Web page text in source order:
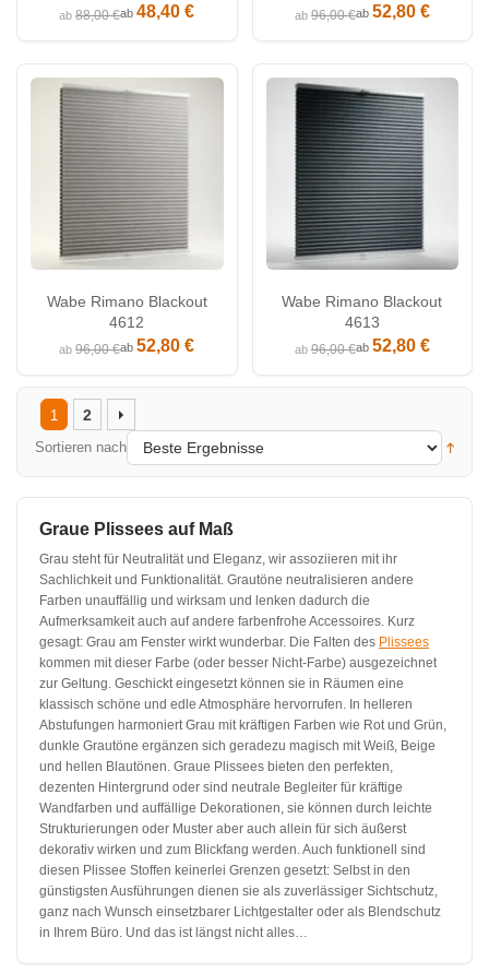
ab88,00 €ab48,40 € ab96,00 €ab 52,80 €
Wabe Rimano Blackout
4612
ab96,00 €ab52,80 €
Wabe Rimano Blackout
4613
ab96,00 €ab 52,80 €
Sortieren nach
1 2
Graue Plissees auf Maß
Grau steht für Neutralität und Eleganz, wir assoziieren mit ihr
Sachlichkeit und Funktionalität. Grautöne neutralisieren andere
Farben unauffällig und wirksam und lenken dadurch die
Aufmerksamkeit auch auf andere farbenfrohe Accessoires. Kurz
gesagt: Grau am Fenster wirkt wunderbar. Die Falten des Plissees
kommen mit dieser Farbe (oder besser Nicht-Farbe) ausgezeichnet
zur Geltung. Geschickt eingesetzt können sie in Räumen eine
klassisch schöne und edle Atmosphäre hervorrufen. In helleren
Abstufungen harmoniert Grau mit kräftigen Farben wie Rot und Grün,
dunkle Grautöne ergänzen sich geradezu magisch mit Weiß, Beige
und hellen Blautönen. Graue Plissees bieten den perfekten,
dezenten Hintergrund oder sind neutrale Begleiter für kräftige
Wandfarben und auffällige Dekorationen, sie können durch leichte
Strukturierungen oder Muster aber auch allein für sich äußerst
dekorativ wirken und zum Blickfang werden. Auch funktionell sind
diesen Plissee Stoffen keinerlei Grenzen gesetzt: Selbst in den
günstigsten Ausführungen dienen sie als zuverlässiger Sichtschutz,
ganz nach Wunsch einsetzbarer Lichtgestalter oder als Blendschutz
in Ihrem Büro. Und das ist längst nicht alles…